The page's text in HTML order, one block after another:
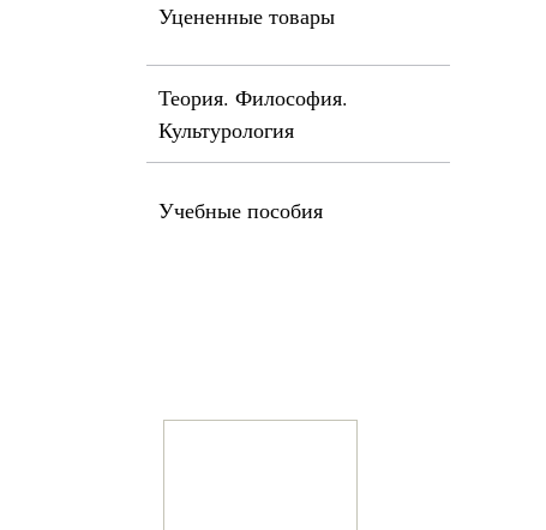
Уцененные товары
Теория. Философия.
Культурология
Учебные пособия